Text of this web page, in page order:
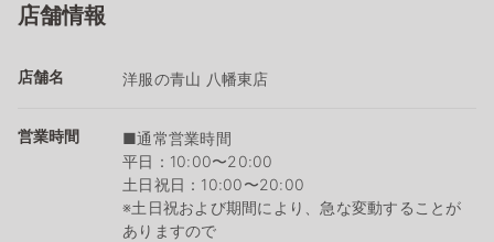
店舗情報
店舗名 洋服の青山 八幡東店
営業時間
■通常営業時間
平日：10:00〜20:00
土日祝日：10:00〜20:00
※土日祝および期間により、急な変動することが
ありますので